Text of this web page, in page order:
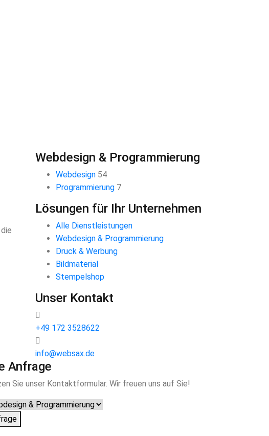
Webdesign & Programmierung
Webdesign 54
Programmierung 7
Lösungen für Ihr Unternehmen
Alle Dienstleistungen
Webdesign & Programmierung
Druck & Werbung
Bildmaterial
Stempelshop
Unser Kontakt
+49 172 3528622
info@websax.de
Anfrage
Sie unser Kontaktformular. Wir freuen uns auf Sie!